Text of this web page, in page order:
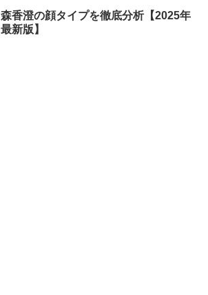
森香澄の顔タイプを徹底分析【2025年
最新版】